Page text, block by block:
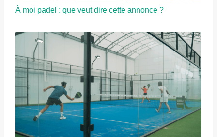
À moi padel : que veut dire cette annonce ?